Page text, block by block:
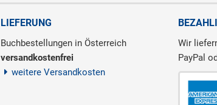
LIEFERUNG
Buchbestellungen in Österreich
versandkostenfrei
weitere Versandkosten
Wir
PayPal